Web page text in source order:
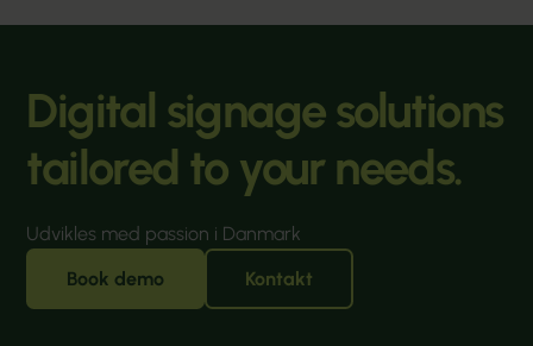
Digital signage solutions
tailored to your needs.
Udvikles med passion i Danmark
Book demo
Kontakt